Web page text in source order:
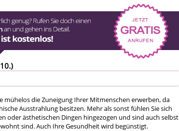
mühelos die Zuneigung Ihrer Mitmenschen erwerben, da
Ausstrahlung besitzen. Mehr als sonst fühlen Sie sich
oder ästhetischen Dingen hingezogen und sind auch selbst
sind. Auch Ihre Gesundheit wird begünstigt.